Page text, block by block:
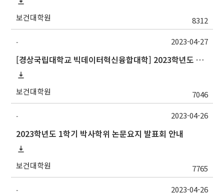
보건대학원 8312
-
[경상국립대학교 빅데이터혁신융합대학] 2023학년도 하계 계절학기 교류수학 안내
보건대학원 7046
2023-04-27
-
2023학년도 1학기 박사학위 논문요지 발표회 안내
보건대학원 7765
2023-04-26
- 2023-04-26